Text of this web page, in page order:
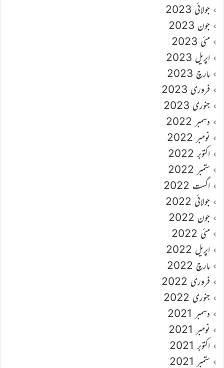
جولائی 2023
جون 2023
مئی 2023
اپریل 2023
مارچ 2023
فروری 2023
جنوری 2023
دسمبر 2022
نومبر 2022
اکتوبر 2022
ستمبر 2022
اگست 2022
جولائی 2022
جون 2022
مئی 2022
اپریل 2022
مارچ 2022
فروری 2022
جنوری 2022
دسمبر 2021
نومبر 2021
اکتوبر 2021
ستمبر 2021